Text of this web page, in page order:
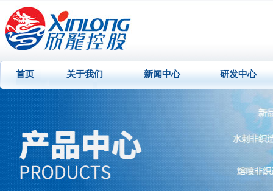
首页 关于我们 新闻中心 研发中心